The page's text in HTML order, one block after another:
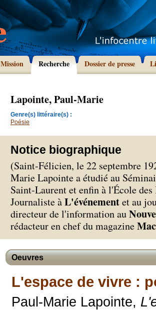
Mission Recherche Dossier de presse
Lapointe, Paul-Marie
Genre(s) littéraire(s) :
Poésie
Notice biographique
(Saint-Félicien, le 22 septembre
Marie Lapointe a étudié au
Saint-Laurent et enfin à l'École
Journaliste àL'événementet au
directeur de l'information au
rédacteur en chef du magazine
Oeuvres
L'espace de vivre :
Paul-Marie Lapointe,